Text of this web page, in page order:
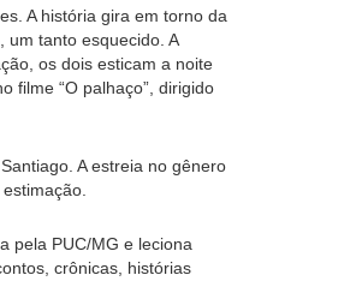
A história gira em torno da
um tanto esquecido. A
os dois esticam a noite
filme “O palhaço”, dirigido
A estreia no gênero
pela PUC/MG e leciona
crônicas, histórias